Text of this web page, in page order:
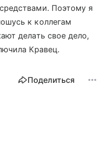
Поэтому я
к коллегам
делать свое дело,
Кравец.
Поделиться